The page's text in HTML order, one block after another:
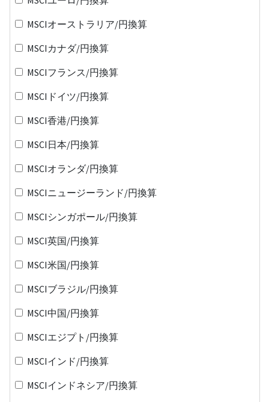
MSCIオーストラリア/円換算
MSCIカナダ/円換算
MSCIフランス/円換算
MSCIドイツ/円換算
MSCI香港/円換算
MSCI日本/円換算
MSCIオランダ/円換算
MSCIニュージーランド/円換算
MSCIシンガポール/円換算
MSCI英国/円換算
MSCI米国/円換算
MSCIブラジル/円換算
MSCI中国/円換算
MSCIエジプト/円換算
MSCIインド/円換算
MSCIインドネシア/円換算